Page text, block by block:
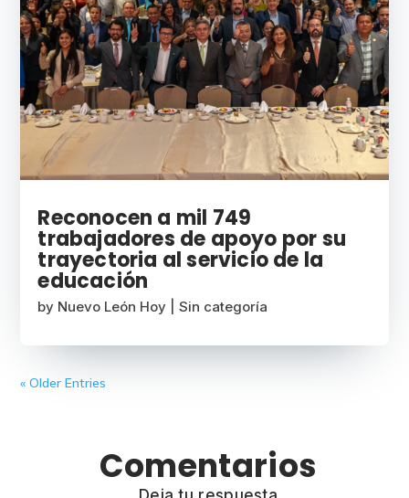
Reconocen a mil 749
trabajadores de apoyo por su
trayectoria al servicio de la
educación
by Nuevo León Hoy |Sin categoría
« Older Entries
Comentarios